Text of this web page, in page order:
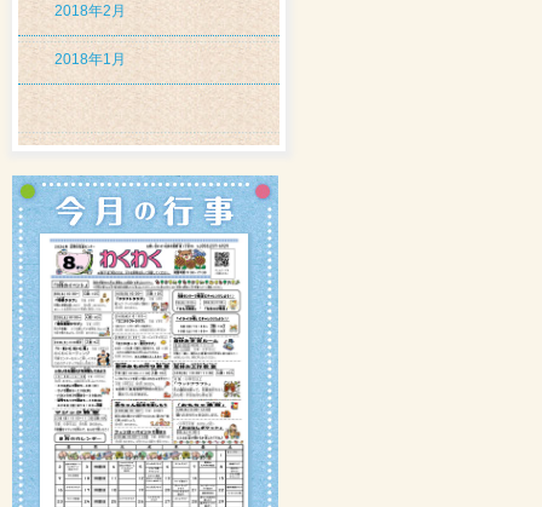
2018年2月
2018年1月